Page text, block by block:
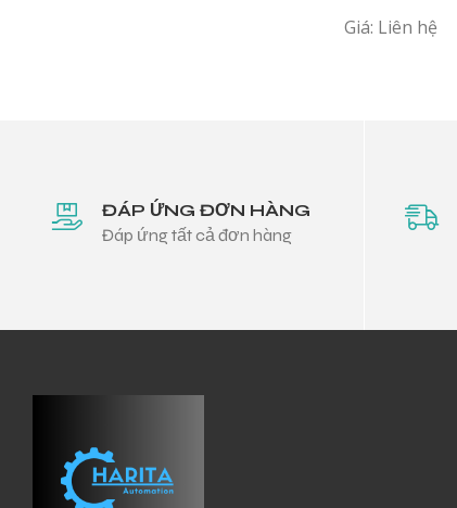
Giá: Liên hệ
ĐÁP ỨNG ĐƠN HÀNG
Đáp ứng tất cả đơn hàng